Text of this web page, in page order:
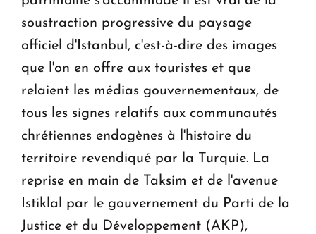
soustraction progressive du paysage
officiel d'Istanbul, c'est-à-dire des images
que l'on en offre aux touristes et que
relaient les médias gouvernementaux, de
tous les signes relatifs aux communautés
chrétiennes endogènes à l'histoire du
territoire revendiqué par la Turquie. La
reprise en main de Taksim et de l'avenue
Istiklal par le gouvernement du Parti de la
Justice et du Développement (AKP),